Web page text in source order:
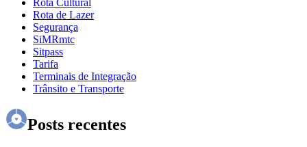
Rota de Lazer
Segurança
SiMRmtc
Sitpass
Tarifa
Terminais de Integração
Trânsito e Transporte
Posts recentes